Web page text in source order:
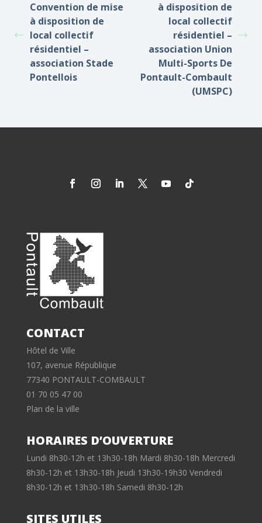
Convention de mise
à disposition de
local collectif
résidentiel –
association Stade
Pontellois
à disposition de
local collectif
résidentiel –
association Union
Multi-Sports De
Pontault-Combault
(UMSPC)
CONTACT
Hôtel de Ville
107, avenue République
77340 PONTAULT-COMBAULT
01 70 05 47 00
Plan de la ville
HORAIRES D’OUVERTURE
Lundi 8h30-12h et 13h30-18h Mardi 8h30-18h Mercredi
8h30-12h et 13h30-18h Jeudi 13h30-19h30 Vendredi
8h30-12h et 13h30-18h Samedi 8h30-12h
SITES UTILES